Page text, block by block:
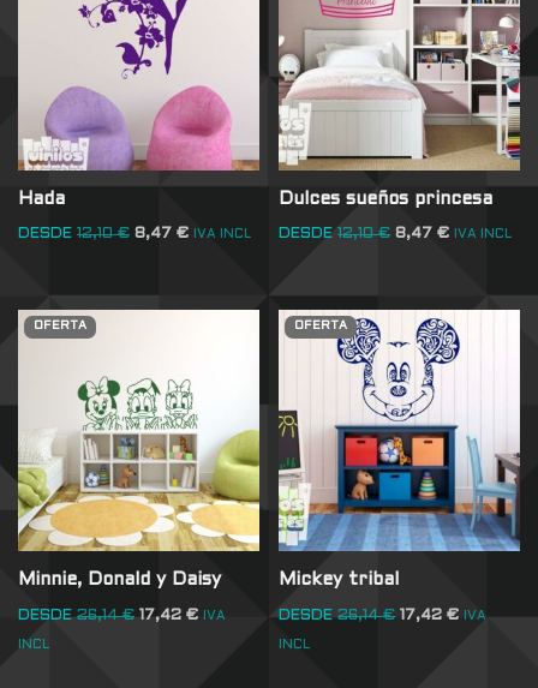
Hada
DESDE 12,10€ 8,47 € IVA INCL
Dulces sueños princesa
DESDE 12,10€ 8,47€ IVA INCL
OFERTA
Minnie, Donald y Daisy
DESDE 26,14€ 17,42 € IVA
INCL
OFERTA
Mickey tribal
DESDE 26,14€ 17,42€ IVA
INCL